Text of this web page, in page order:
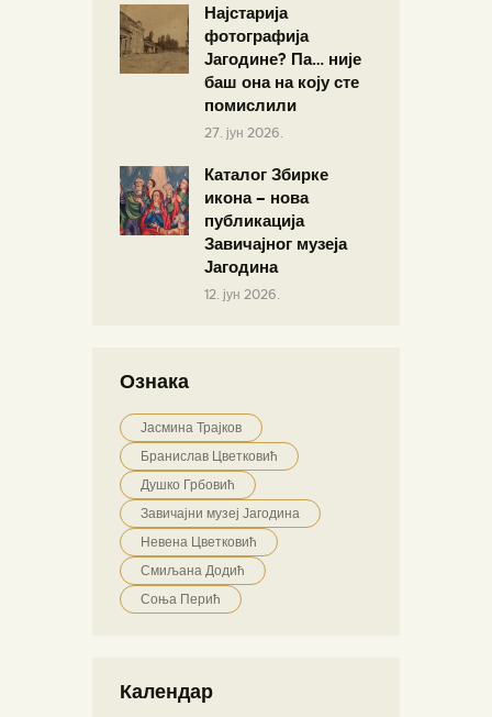
Најстарија
фотографија
Јагодине? Па… није
баш она на коју сте
помислили
27. јун 2026.
Каталог Збирке
икона – нова
публикација
Завичајног музеја
Јагодина
12. јун 2026.
Ознака
Јасмина Трајков
Бранислав Цветковић
Душко Грбовић
Завичајни музеј Јагодина
Невена Цветковић
Смиљана Додић
Соња Перић
Календар